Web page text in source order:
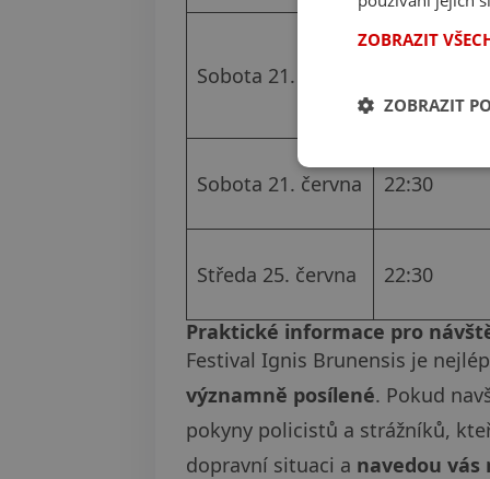
Sobota 21. června
Sobota 21. června 22:30
Středa 25. června 22:30
Praktické informace pro
Festival Ignis Brunensis je
významně posílené. Pokud
pokyny policistů a strážníků,
dopravní situaci a navedou vás
ZOBRAZIT
ZOBRAZIT